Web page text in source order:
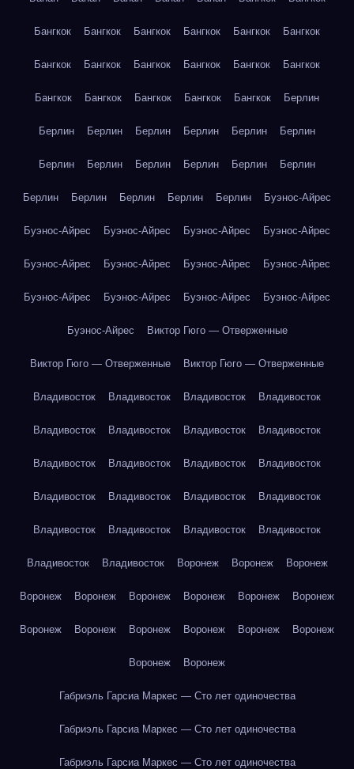
Бангкок Бангкок Бангкок Бангкок Бангкок Бангкок
Бангкок Бангкок Бангкок Бангкок Бангкок Бангкок
Бангкок Бангкок Бангкок Бангкок Бангкок Берлин
Берлин Берлин Берлин Берлин Берлин Берлин
Берлин Берлин Берлин Берлин Берлин Берлин
Берлин Берлин Берлин Берлин Берлин Буэнос-Айрес
Буэнос-Айрес Буэнос-Айрес Буэнос-Айрес Буэнос-Айрес
Буэнос-Айрес Буэнос-Айрес Буэнос-Айрес Буэнос-Айрес
Буэнос-Айрес Буэнос-Айрес Буэнос-Айрес Буэнос-Айрес
Буэнос-Айрес Виктор Гюго — Отверженные
Виктор Гюго — Отверженные Виктор Гюго — Отверженные
Владивосток Владивосток Владивосток Владивосток
Владивосток Владивосток Владивосток Владивосток
Владивосток Владивосток Владивосток Владивосток
Владивосток Владивосток Владивосток Владивосток
Владивосток Владивосток Владивосток Владивосток
Владивосток Владивосток Воронеж Воронеж Воронеж
Воронеж Воронеж Воронеж Воронеж Воронеж Воронеж
Воронеж Воронеж Воронеж Воронеж Воронеж Воронеж
Воронеж Воронеж
Габриэль Гарсиа Маркес — Сто лет одиночества
Габриэль Гарсиа Маркес — Сто лет одиночества
Габриэль Гарсиа Маркес — Сто лет одиночества